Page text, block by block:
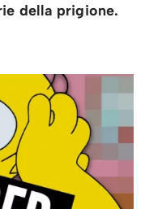
della prigione.